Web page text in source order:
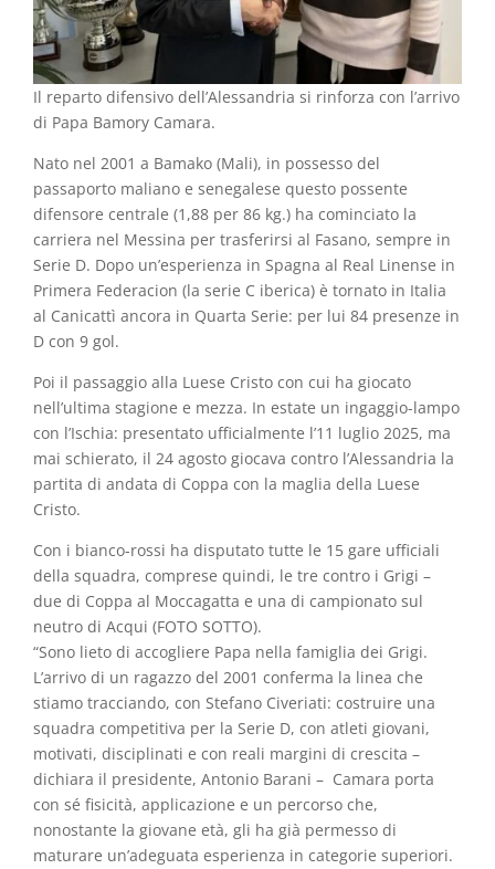
Il reparto difensivo dell’Alessandria si rinforza con l’arrivo
di Papa Bamory Camara.
Nato nel 2001 a Bamako (Mali), in possesso del
passaporto maliano e senegalese questo possente
difensore centrale (1,88 per 86 kg.) ha cominciato la
carriera nel Messina per trasferirsi al Fasano, sempre in
Serie D. Dopo un’esperienza in Spagna al Real Linense in
Primera Federacion (la serie C iberica) è tornato in Italia
al Canicattì ancora in Quarta Serie: per lui 84 presenze in
D con 9 gol.
Poi il passaggio alla Luese Cristo con cui ha giocato
nell’ultima stagione e mezza. In estate un ingaggio-lampo
con l’Ischia: presentato ufficialmente l’11 luglio 2025, ma
mai schierato, il 24 agosto giocava contro l’Alessandria la
partita di andata di Coppa con la maglia della Luese
Cristo.
Con i bianco-rossi ha disputato tutte le 15 gare ufficiali
della squadra, comprese quindi, le tre contro i Grigi –
due di Coppa al Moccagatta e una di campionato sul
neutro di Acqui (FOTO SOTTO).
“Sono lieto di accogliere Papa nella famiglia dei Grigi.
L’arrivo di un ragazzo del 2001 conferma la linea che
stiamo tracciando, con Stefano Civeriati: costruire una
squadra competitiva per la Serie D, con atleti giovani,
motivati, disciplinati e con reali margini di crescita –
dichiara il presidente, Antonio Barani – Camara porta
con sé fisicità, applicazione e un percorso che,
nonostante la giovane età, gli ha già permesso di
maturare un’adeguata esperienza in categorie superiori.